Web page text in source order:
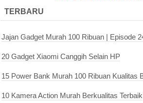
TERBARU
Jajan Gadget Murah 100 Ribuan | Episode
20 Gadget Xiaomi Canggih Selain HP
15 Power Bank Murah 100 Ribuan Kualitas
10 Kamera Action Murah Berkualitas Terbaik